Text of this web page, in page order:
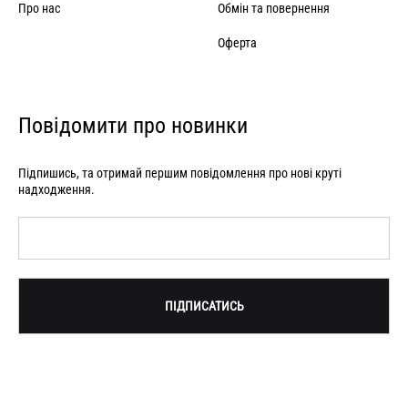
Про нас Обмін та повернення
Оферта
Повідомити про новинки
Підпишись, та отримай першим повідомлення про нові круті
надходження.